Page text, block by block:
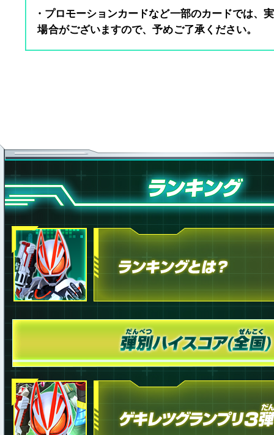
・プロモーションカードなど一部のカードでは、
場合がございますので、予めご了承ください。